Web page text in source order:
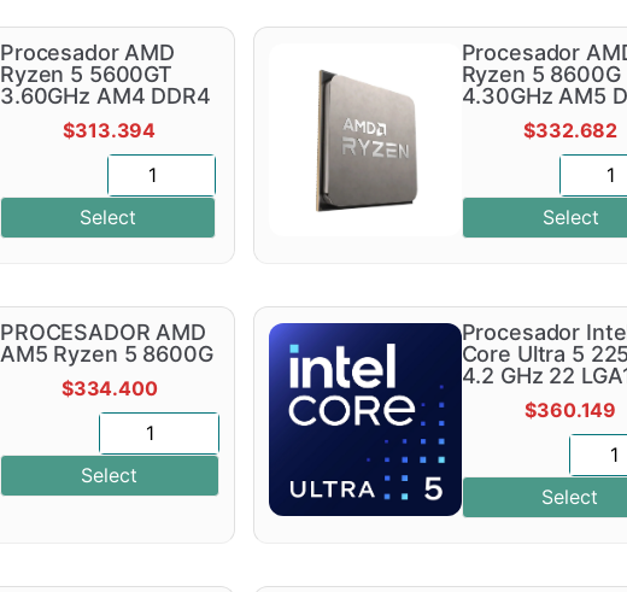
Procesador AMD
Ryzen 5 5600GT
3.60GHz AM4 DDR4
$313.394
Select
Procesador
Ryzen 5 8600G
4.30GHz AM5
$332.682
Select
PROCESADOR AMD
AM5 Ryzen 5 8600G
$334.400
Select
Procesador
Core Ultra 5
4.2 GHz 22
$360.149
Select